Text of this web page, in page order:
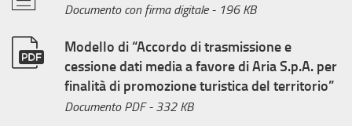
Documento con firma digitale- 196 KB
Modello di “Accordo di trasmissione e
cessione dati media a favore di Aria S.p.A. per
finalità di promozione turistica del territorio”
Documento PDF- 332 KB